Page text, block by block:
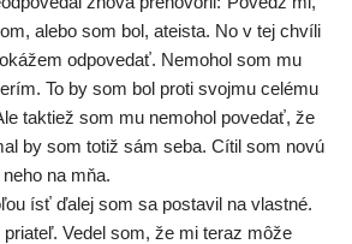
ale­bo som bol, ate­is­ta. No v tej chví­li
odpo­ve­dať. Nemohol som mu
To by som bol pro­ti svoj­mu celé­mu
tak­tiež som mu nemo­hol pove­dať, že
by som totiž sám seba. Cítil som novú
na mňa.
ísť ďalej som sa posta­vil na vlast­né.
Vedel som, že mi teraz môže